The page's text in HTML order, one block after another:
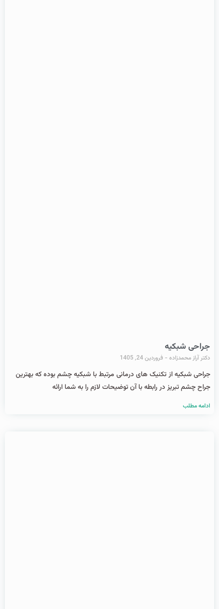
جراحی شبکیه
دکتر آراز محمدزاده فروردین 24, 1405
جراحی شبکیه از تکنیک های درمانی مرتبط با شبکیه چشم بوده که بهترین
جراح چشم تبریز در رابطه با آن توضیحات لازم را به شما ارائه
ادامه مطلب